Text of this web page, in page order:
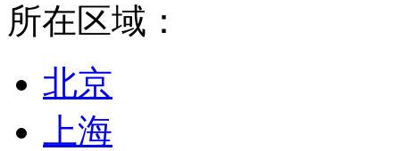
所在区域：
北京
上海